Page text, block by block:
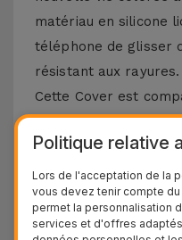
matériau en silicone
téléphone de glisser
résistant aux rayures.
Cette Cover est
14, 13, 12, entre
plus populaire
Protection à 3
silicone
Politique relative
Lors de l'acceptation de la
vous devez tenir compte
permet la personnalisation
services et d'offres